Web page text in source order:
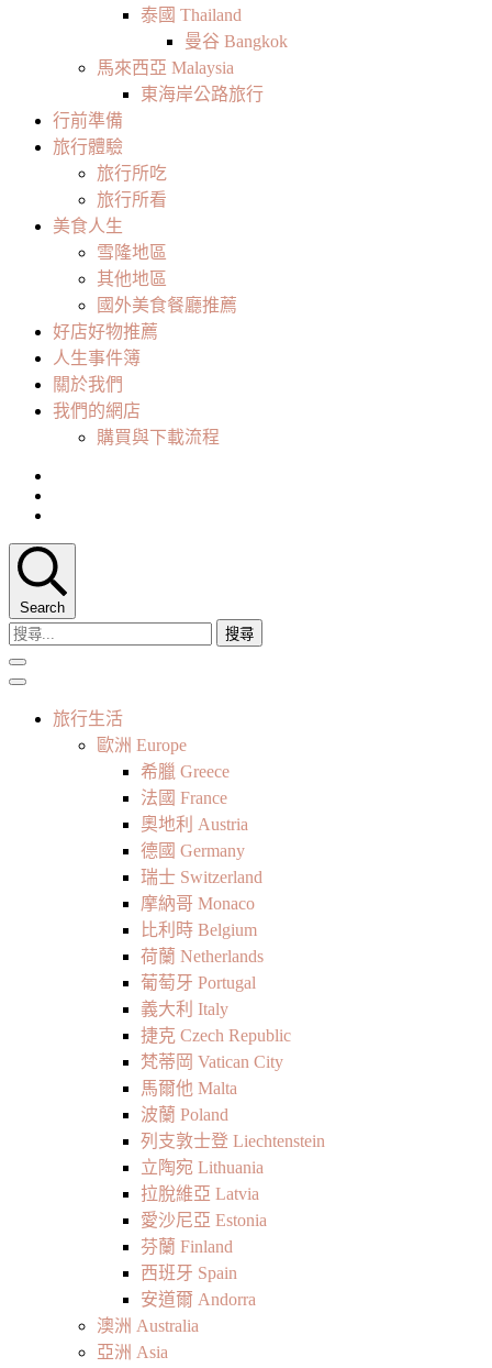
泰國 Thailand
曼谷 Bangkok
馬來西亞 Malaysia
東海岸公路旅行
行前準備
旅行體驗
旅行所吃
旅行所看
美食人生
雪隆地區
其他地區
國外美食餐廳推薦
好店好物推薦
人生事件簿
關於我們
我們的網店
購買與下載流程
Search
搜
尋
關
旅行生活
歐洲 Europe
希臘 Greece
法國 France
奧地利 Austria
德國 Germany
瑞士 Switzerland
摩納哥 Monaco
比利時 Belgium
荷蘭 Netherlands
葡萄牙 Portugal
義大利 Italy
捷克 Czech Republic
梵蒂岡 Vatican City
馬爾他 Malta
波蘭 Poland
列支敦士登 Liechtenstein
立陶宛 Lithuania
拉脫維亞 Latvia
愛沙尼亞 Estonia
芬蘭 Finland
西班牙 Spain
安道爾 Andorra
澳洲 Australia
亞洲 Asia